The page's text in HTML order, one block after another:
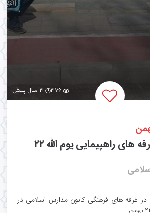
۳۷۶ ۳ سال پیش
مشارکت در غرفه های راهپیمایی یوم الله ۲۲
غرفه های فرهنگی کانون مدارس اسلامی در